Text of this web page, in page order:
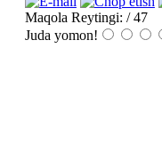
Maqola Reytingi: / 47
Juda yomon!